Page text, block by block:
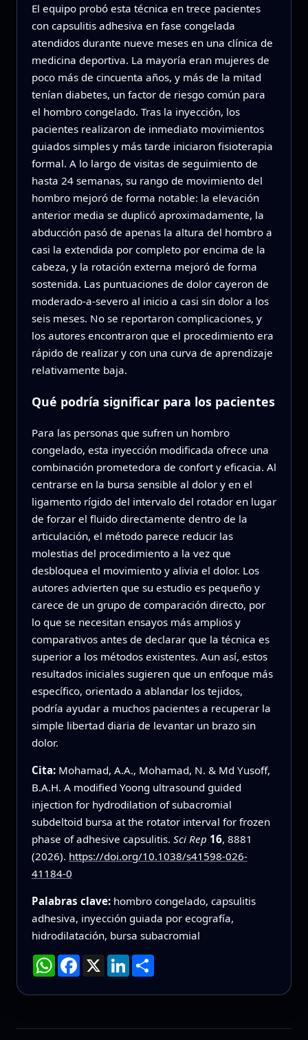
El equipo probó esta técnica en trece pacientes
con capsulitis adhesiva en fase congelada
atendidos durante nueve meses en una clínica de
medicina deportiva. La mayoría eran mujeres de
poco más de cincuenta años, y más de la mitad
tenían diabetes, un factor de riesgo común para
el hombro congelado. Tras la inyección, los
pacientes realizaron de inmediato movimientos
guiados simples y más tarde iniciaron fisioterapia
formal. A lo largo de visitas de seguimiento de
hasta 24 semanas, su rango de movimiento del
hombro mejoró de forma notable: la elevación
anterior media se duplicó aproximadamente, la
abducción pasó de apenas la altura del hombro a
casi la extendida por completo por encima de la
cabeza, y la rotación externa mejoró de forma
sostenida. Las puntuaciones de dolor cayeron de
moderado‑a‑severo al inicio a casi sin dolor a los
seis meses. No se reportaron complicaciones, y
los autores encontraron que el procedimiento era
rápido de realizar y con una curva de aprendizaje
relativamente baja.
Qué podría significar para los pacientes
Para las personas que sufren un hombro
congelado, esta inyección modificada ofrece una
combinación prometedora de confort y eficacia. Al
centrarse en la bursa sensible al dolor y en el
ligamento rígido del intervalo del rotador en lugar
de forzar el fluido directamente dentro de la
articulación, el método parece reducir las
molestias del procedimiento a la vez que
desbloquea el movimiento y alivia el dolor. Los
autores advierten que su estudio es pequeño y
carece de un grupo de comparación directo, por
lo que se necesitan ensayos más amplios y
comparativos antes de declarar que la técnica es
superior a los métodos existentes. Aun así, estos
resultados iniciales sugieren que un enfoque más
específico, orientado a ablandar los tejidos,
podría ayudar a muchos pacientes a recuperar la
simple libertad diaria de levantar un brazo sin
dolor.
Cita: Mohamad, A.A., Mohamad, N. & Md Yusoff,
B.A.H. A modified Yoong ultrasound guided
injection for hydrodilation of subacromial
subdeltoid bursa at the rotator interval for frozen
phase of adhesive capsulitis. Sci Rep 16, 8881
(2026). https://doi.org/10.1038/s41598-026-
41184-0
Palabras clave: hombro congelado, capsulitis
adhesiva, inyección guiada por ecografía,
hidrodilatación, bursa subacromial
WhatsApp
Facebook
X LinkedInCompartir